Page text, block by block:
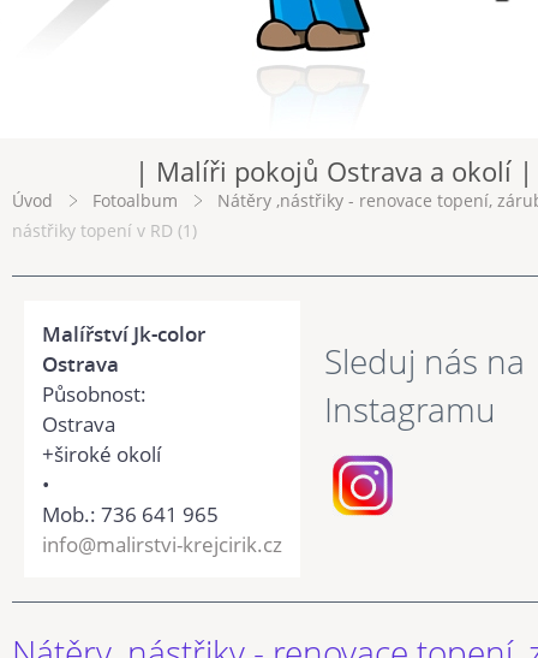
| Malíři pokojů Ostrava a okolí |
Úvod Fotoalbum
Nátěry ,nástřiky - renovace topení,
nástřiky topení v RD (1)
Malířství Jk-color
Ostrava
Působnost:
Ostrava
+široké okolí
•
Mob.: 736 641 965
info@malirstvi-krejcirik.cz
Sleduj nás na
Instagramu